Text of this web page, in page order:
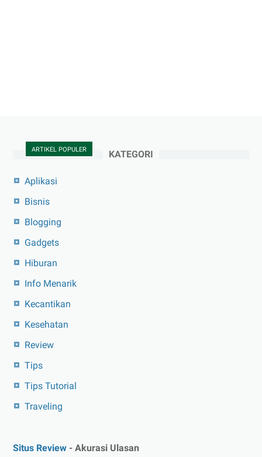
ARTIKEL POPULER KATEGORI
Aplikasi
Bisnis
Blogging
Gadgets
Hiburan
Info Menarik
Kecantikan
Kesehatan
Review
Tips
Tips Tutorial
Traveling
Situs Review - Akurasi Ulasan